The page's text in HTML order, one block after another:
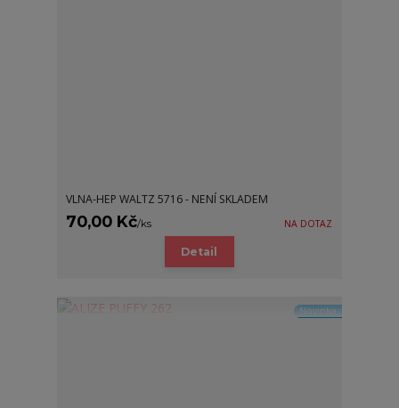
VLNA-HEP WALTZ 5716 - NENÍ SKLADEM
70,00 Kč/ks NA DOTAZ
Detail
Novinka